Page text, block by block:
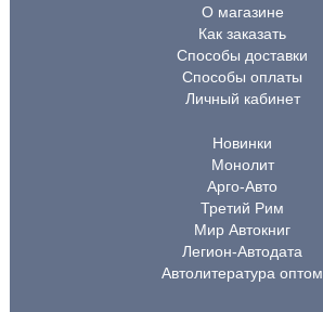
О магазине
Как заказать
Способы доставки
Способы оплаты
Личный кабинет
Новинки
Монолит
Арго-Авто
Третий Рим
Мир Автокниг
Легион-Автодата
Автолитература оптом